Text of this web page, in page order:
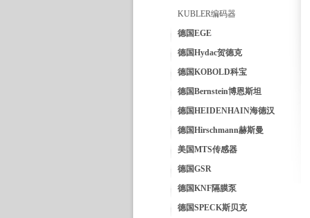
KUBLER编码器
德国EGE
德国Hydac贺德克
德国KOBOLD科宝
德国Bernstein博恩斯坦
德国HEIDENHAIN海德汉
德国Hirschmann赫斯曼
美国MTS传感器
德国GSR
德国KNF隔膜泵
德国SPECK斯贝克